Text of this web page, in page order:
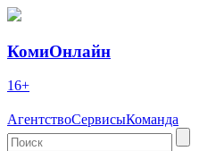
КомиОнлайн
16+
АгентствоСервисыКоманда